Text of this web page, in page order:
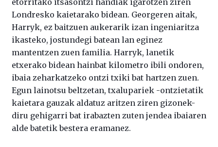
etorritako itsasontzi handiak igarotzen ziren
Londresko kaietarako bidean. Georgeren aitak,
Harryk, ez baitzuen aukerarik izan ingeniaritza
ikasteko, jostundegi batean lan eginez
mantentzen zuen familia. Harryk, lanetik
etxerako bidean hainbat kilometro ibili ondoren,
ibaia zeharkatzeko ontzi txiki bat hartzen zuen.
Egun lainotsu beltzetan, txalupariek -ontzietatik
kaietara gauzak aldatuz aritzen ziren gizonek-
diru gehigarri bat irabazten zuten jendea ibaiaren
alde batetik bestera eramanez.